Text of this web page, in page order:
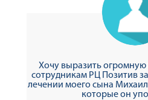
Хочу выразить огромную
сотрудникам РЦ Позитив
лечении моего сына
которые он